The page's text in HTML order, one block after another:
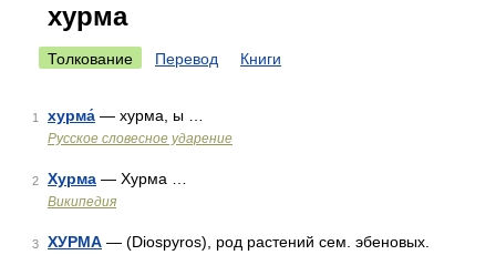
хурма
Толкование Перевод Книги
1 хурма́ — хурма, ы …
Русское словесное ударение
2 Хурма — Хурма …
Википедия
3 ХУРМА — (Diospyros), род растений сем. эбеновых.